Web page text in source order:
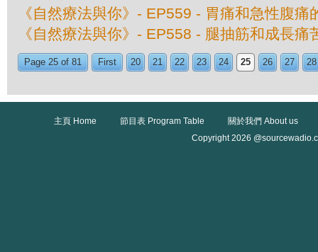
《自然療法與你》- EP559 - 胃痛和急性腹痛
《自然療法與你》- EP558 - 腿抽筋和成長痛
Page 25 of 81 First 20 21 22 23 24 25 26 27 28
主頁 Home 節目表 Program Table
關於我們 About us
Copyright 2026